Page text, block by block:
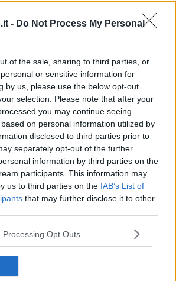
- Do Not Process My Personal
of the sale, sharing to third parties, or
or sensitive information for
by us, please use the below opt-out
selection. Please note that after your
you may continue seeing
on personal information utilized by
disclosed to third parties prior to
separately opt-out of the further
information by third parties on the
participants. This information may
us to third parties on the IAB’s List of
that may further disclose it to other
Processing Opt Outs
sulle terrazze di Casa
le filiali Ubi diventano Bper
alla Casa Museo di Ivan Bruschi
così l'oro di Arezzo è ripartito
apertura straordinaria il 25 aprile
ad Ubi, cosa succede ora
cresce ancora e vola al +31%
da pagare, codici sbagliati